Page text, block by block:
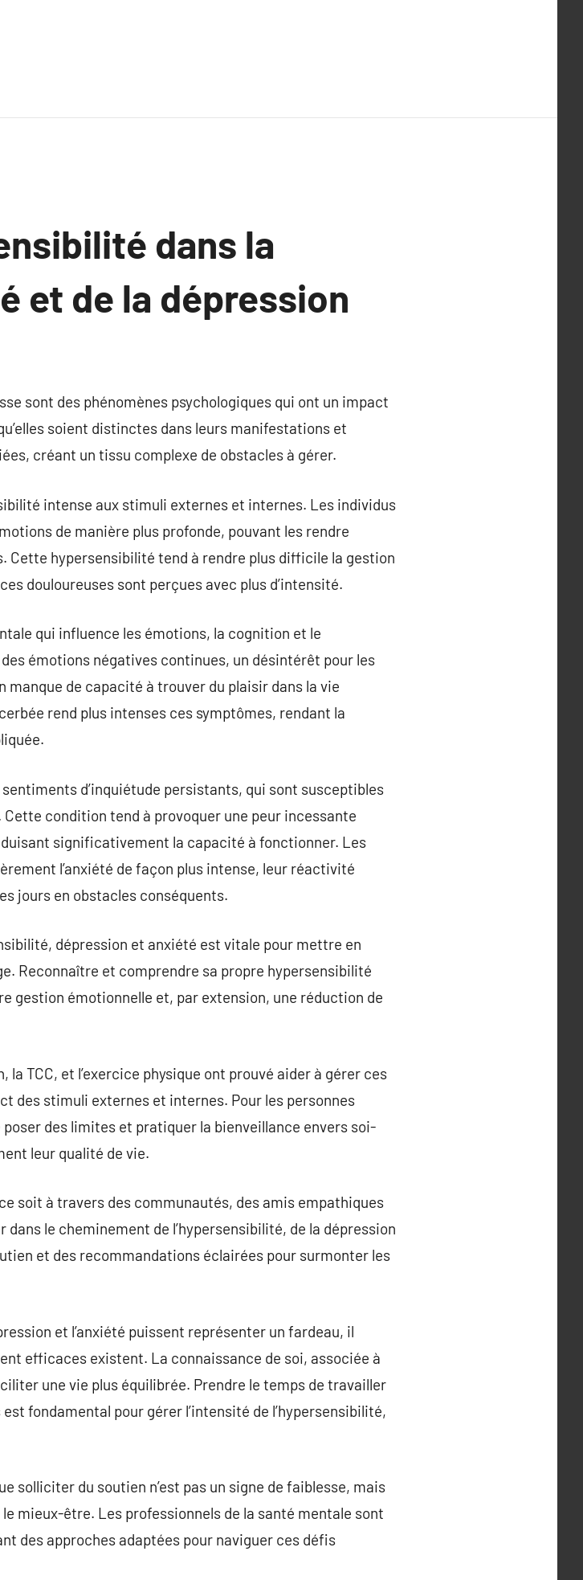
dans la
et de la dépression
sont des phénomènes psychologiques qui ont un impact
soient distinctes dans leurs manifestations et
créant un tissu complexe de obstacles à gérer.
intense aux stimuli externes et internes. Les individus
de manière plus profonde, pouvant les rendre
Cette hypersensibilité tend à rendre plus difficile la gestion
douloureuses sont perçues avec plus d’intensité.
qui influence les émotions, la cognition et le
émotions négatives continues, un désintérêt pour les
de capacité à trouver du plaisir dans la vie
rend plus intenses ces symptômes, rendant la
d’inquiétude persistants, qui sont susceptibles
condition tend à provoquer une peur incessante
significativement la capacité à fonctionner. Les
l’anxiété de façon plus intense, leur réactivité
jours en obstacles conséquents.
dépression et anxiété est vitale pour mettre en
Reconnaître et comprendre sa propre hypersensibilité
gestion émotionnelle et, par extension, une réduction de
TCC, et l’exercice physique ont prouvé aider à gérer ces
des stimuli externes et internes. Pour les personnes
des limites et pratiquer la bienveillance envers soi-
leur qualité de vie.
soit à travers des communautés, des amis empathiques
le cheminement de l’hypersensibilité, de la dépression
et des recommandations éclairées pour surmonter les
et l’anxiété puissent représenter un fardeau, il
efficaces existent. La connaissance de soi, associée à
une vie plus équilibrée. Prendre le temps de travailler
fondamental pour gérer l’intensité de l’hypersensibilité,
solliciter du soutien n’est pas un signe de faiblesse, mais
mieux-être. Les professionnels de la santé mentale sont
des approches adaptées pour naviguer ces défis